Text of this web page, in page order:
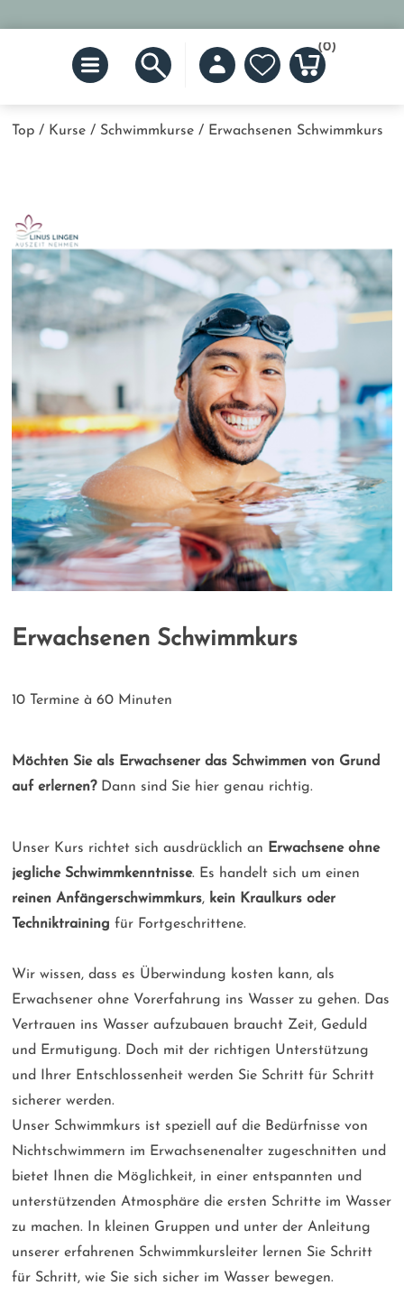
(0)
Top / Kurse / Schwimmkurse / Erwachsenen Schwimmkurs
Erwachsenen Schwimmkurs
10 Termine à 60 Minuten
Möchten Sie als Erwachsener das Schwimmen von Grund
auf erlernen?Dann sind Sie hier genau richtig.
Unser Kurs richtet sich ausdrücklich an
Erwachsene ohne
jegliche Schwimmkenntnisse. Es handelt sich um einen
reinen Anfängerschwimmkurs, kein Kraulkurs oder
Techniktraining für Fortgeschrittene.
Wir wissen, dass es Überwindung kosten kann, als
Erwachsener ohne Vorerfahrung ins Wasser zu gehen. Das
Vertrauen ins Wasser aufzubauen braucht Zeit, Geduld
und Ermutigung. Doch mit der richtigen Unterstützung
und Ihrer Entschlossenheit werden Sie Schritt für Schritt
sicherer werden.
Unser Schwimmkurs ist speziell auf die Bedürfnisse von
Nichtschwimmern im Erwachsenenalter zugeschnitten und
bietet Ihnen die Möglichkeit, in einer entspannten und
unterstützenden Atmosphäre die ersten Schritte im Wasser
zu machen. In kleinen Gruppen und unter der Anleitung
unserer erfahrenen Schwimmkursleiter lernen Sie Schritt
für Schritt, wie Sie sich sicher im Wasser bewegen.